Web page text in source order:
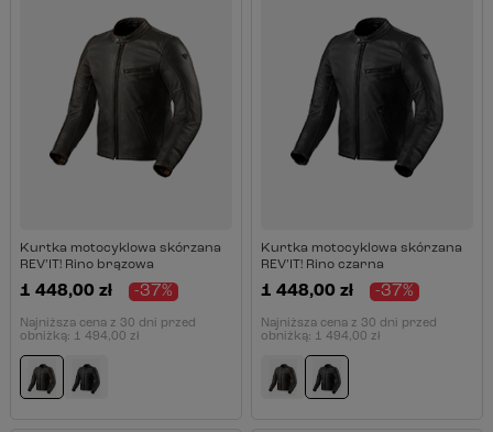
Kurtka motocyklowa skórzana
REV’IT! Rino brązowa
1 448,00 zł -37%
Najniższa cena z 30 dni przed
obniżką: 1 494,00 zł
Kurtka motocyklowa skórzana
REV’IT! Rino czarna
1 448,00 zł -37%
Najniższa cena z 30 dni przed
obniżką: 1 494,00 zł